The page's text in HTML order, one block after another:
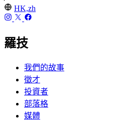
HK,zh
羅技
我們的故事
徵才
投資者
部落格
媒體